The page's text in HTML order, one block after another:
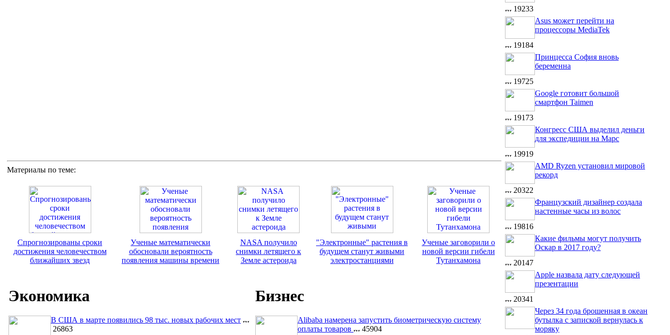
Материалы по теме:
Спрогнозированы сроки
достижения человечеством
ближайших звезд
Ученые математически
обосновали вероятность
появления машины времени
NASA получило
снимки летящего к
Земле астероида
"Электронные" растения в
будущем станут живыми
электростанциями
Ученые заговорили о
новой версии гибели
Тутанхамона
Экономика
В США в марте появились 98 тыс. новых рабочих мест
26863
Бизнес
Alibaba намерена запустить биометрическую систему
оплаты товаров
45904
19233
Asus может перейти на
процессоры MediaTek
19184
Принцесса София вновь
беременна
19725
Google готовит большой
смартфон Taimen
19173
Конгресс США выделил деньги
для экспедиции на Марс
19919
AMD Ryzen установил мировой
рекорд
20322
Французский дизайнер создала
настенные часы из волос
19816
Какие фильмы могут получить
Оскар в 2017 году?
20147
Apple назвала дату следующей
презентации
20341
Через 34 года брошенная в океан
бутылка с запиской вернулась к
моряку